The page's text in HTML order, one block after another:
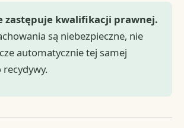
zastępuje kwalifikacji prawnej.
są niebezpieczne, nie
automatycznie tej samej